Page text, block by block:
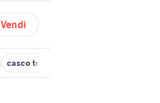
Vendi
casco triumph